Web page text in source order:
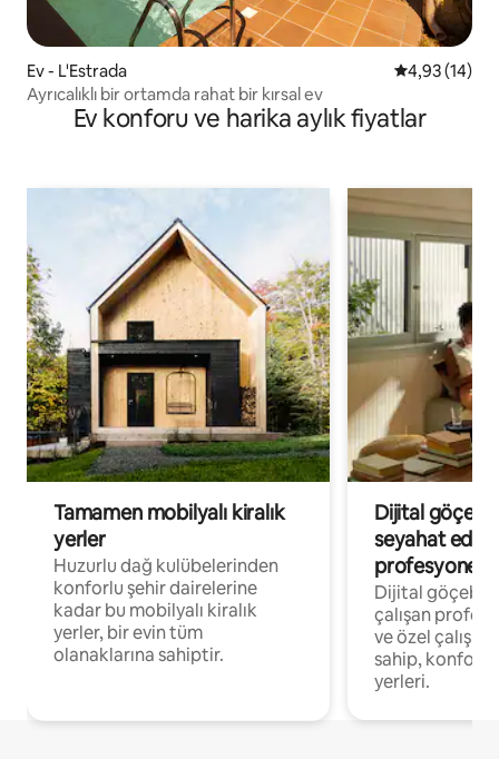
Ev - L'Estrada 5 üzerinden
4,93 (14)
Ayrıcalıklı bir ortamda rahat bir kırsal ev
Ev konforu ve harika aylık fiyatlar
Tamamen mobilyalı kiralık
yerler
Huzurlu dağ kulübelerinden
konforlu şehir dairelerine
kadar bu mobilyalı kiralık
yerler, bir evin tüm
olanaklarına sahiptir.
Dijital
seyahat eden
Dijital
çalışan
ve özel
sahip,
yerleri.